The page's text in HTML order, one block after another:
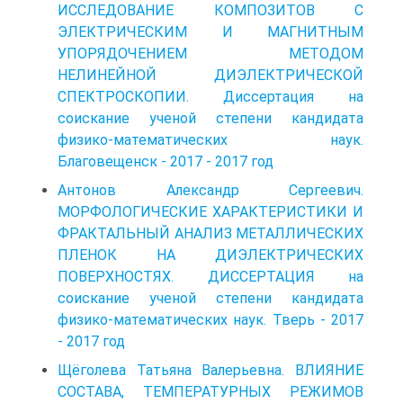
ИССЛЕДОВАНИЕ КОМПОЗИТОВ C
ЭЛЕКТРИЧЕСКИМ И МАГНИТНЫМ
УПОРЯДОЧЕНИЕМ МЕТОДОМ
НЕЛИНЕЙНОЙ ДИЭЛЕКТРИЧЕСКОЙ
СПЕКТРОСКОПИИ. Диссертация на
соискание ученой степени кандидата
физико-математических наук.
Благовещенск - 2017 - 2017 год
Антонов Александр Сергеевич.
МОРФОЛОГИЧЕСКИЕ ХАРАКТЕРИСТИКИ И
ФРАКТАЛЬНЫЙ АНАЛИЗ МЕТАЛЛИЧЕСКИХ
ПЛЕНОК НА ДИЭЛЕКТРИЧЕСКИХ
ПОВЕРХНОСТЯХ. ДИССЕРТАЦИЯ на
соискание ученой степени кандидата
физико-математических наук. Тверь - 2017
- 2017 год
Щёголева Татьяна Валерьевна. ВЛИЯНИЕ
СОСТАВА, ТЕМПЕРАТУРНЫХ РЕЖИМОВ